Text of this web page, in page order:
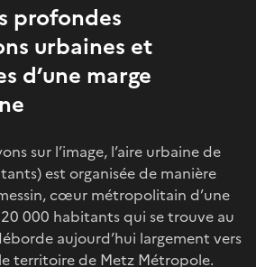
profondes
urbaines et
d’une marge
sur l’image, l’aire urbaine de
est organisée de manière
cœur métropolitain d’une
000 habitants qui se trouve au
aujourd’hui largement vers
territoire de Metz Métropole.